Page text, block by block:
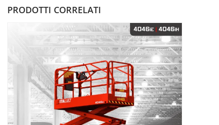
PRODOTTI CORRELATI